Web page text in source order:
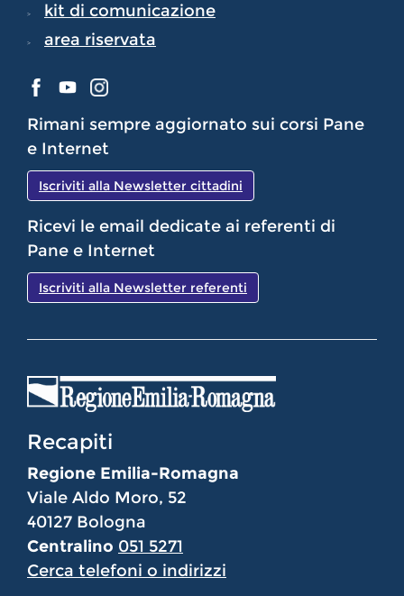
kit di comunicazione
area riservata
Rimani sempre aggiornato sui corsi Pane
e Internet
Iscriviti alla Newsletter cittadini
Ricevi le email dedicate ai referenti di
Pane e Internet
Iscriviti alla Newsletter referenti
Recapiti
Regione Emilia-Romagna
Viale Aldo Moro, 52
40127 Bologna
Centralino 051 5271
Cerca telefoni o indirizzi